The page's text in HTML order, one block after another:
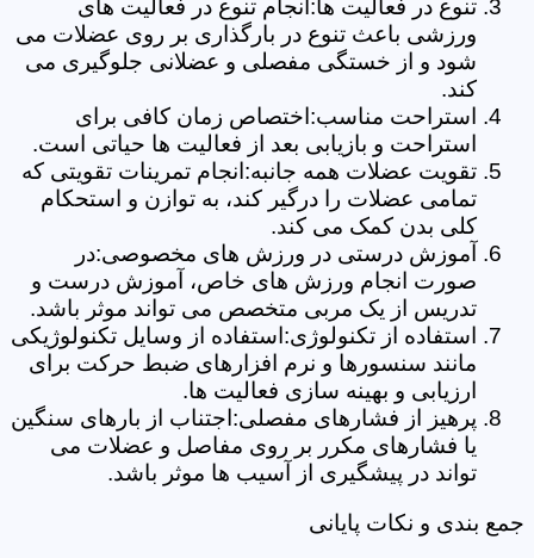
تنوع در فعالیت ها:انجام تنوع در فعالیت های
ورزشی باعث تنوع در بارگذاری بر روی عضلات می
شود و از خستگی مفصلی و عضلانی جلوگیری می
کند.
استراحت مناسب:اختصاص زمان کافی برای
استراحت و بازیابی بعد از فعالیت ها حیاتی است.
تقویت عضلات همه جانبه:انجام تمرینات تقویتی که
تمامی عضلات را درگیر کند، به توازن و استحکام
کلی بدن کمک می کند.
آموزش درستی در ورزش های مخصوصی:در
صورت انجام ورزش های خاص، آموزش درست و
تدریس از یک مربی متخصص می تواند موثر باشد.
استفاده از تکنولوژی:استفاده از وسایل تکنولوژیکی
مانند سنسورها و نرم افزارهای ضبط حرکت برای
ارزیابی و بهینه سازی فعالیت ها.
پرهیز از فشارهای مفصلی:اجتناب از بارهای سنگین
یا فشارهای مکرر بر روی مفاصل و عضلات می
تواند در پیشگیری از آسیب ها موثر باشد.
جمع بندی و نکات پایانی